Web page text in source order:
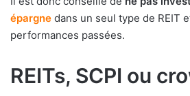
épargne dans un seul type de REIT
performances passées.
REITs, SCPI ou